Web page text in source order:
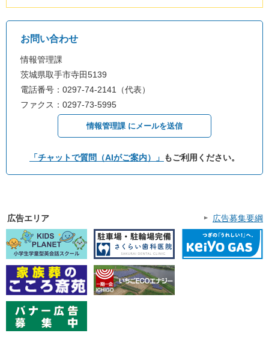
お問い合わせ
情報管理課
茨城県取手市寺田5139
電話番号：0297-74-2141（代表）
ファクス：0297-73-5995
情報管理課 にメールを送信
「チャットで質問（AIがご案内）」 もご利用ください。
広告エリア 広告募集要綱